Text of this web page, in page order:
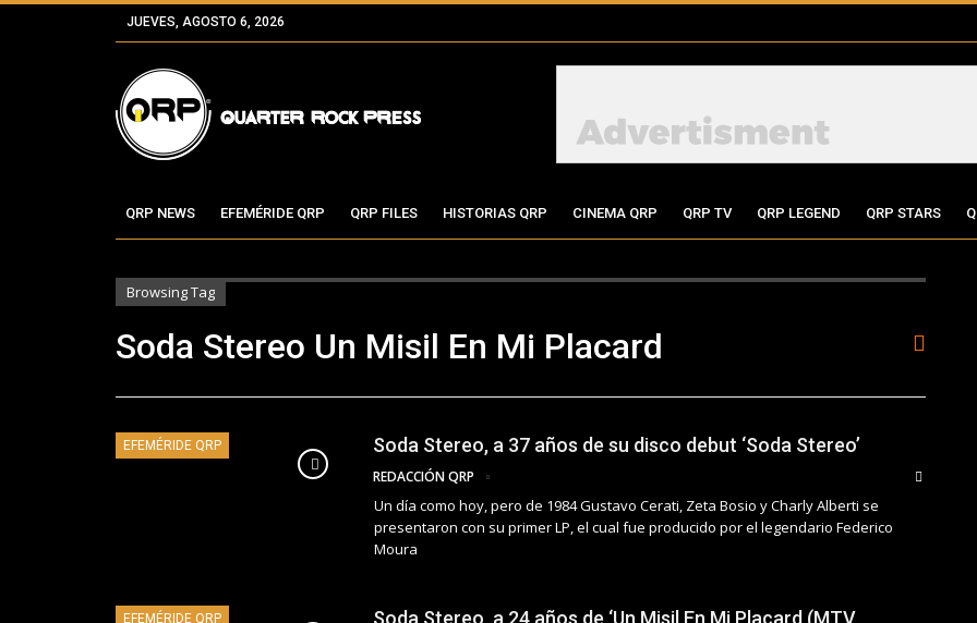
JUEVES, AGOSTO 6, 2026
QRP NEWS EFEMÉRIDE QRP QRP FILES HISTORIAS QRP CINEMA QRP QRP TV QRP LEGEND QRP STARS
Browsing Tag
Soda Stereo Un Misil En Mi Placard
EFEMÉRIDE QRP Soda Stereo, a 37 años de su disco debut ‘Soda Stereo’
REDACCIÓN QRP
Un día como hoy, pero de 1984 Gustavo Cerati, Zeta Bosio y Charly Alberti se
presentaron con su primer LP, el cual fue producido por el legendario Federico
Moura
EFEMÉRIDE QRP